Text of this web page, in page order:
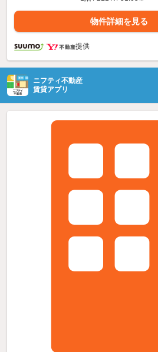
物件詳細を見る
提供
ニフティ不動産
賃貸アプリ